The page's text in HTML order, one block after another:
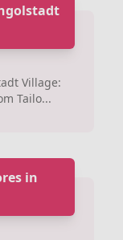
Village:
Tailo...
in